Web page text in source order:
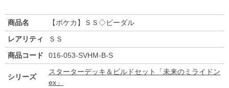
商品名
【ポケカ】ＳＳ◇ビーダル
レアリティ
ＳＳ
商品コード
016-053-SVHM-B-S
シリーズ
スターターデッキ＆ビルドセット「未来のミライドン
ex」